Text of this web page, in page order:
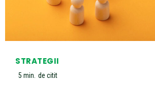
STRATEGII
5 min. de citit